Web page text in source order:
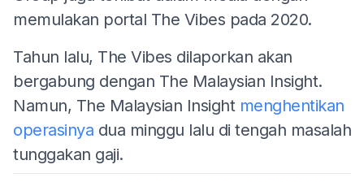
memulakan portal The Vibes pada 2020.
Tahun lalu, The Vibes dilaporkan akan
bergabung dengan The Malaysian Insight.
Namun, The Malaysian Insight menghentikan
operasinya dua minggu lalu di tengah masalah
tunggakan gaji.